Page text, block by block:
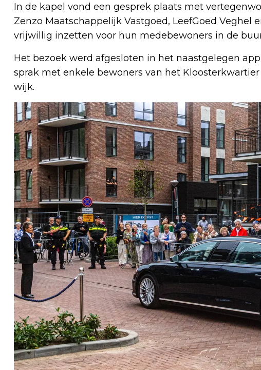
In de kapel vond een gesprek plaats met
Zenzo Maatschappelijk Vastgoed, LeefGoed Veghel
vrijwillig inzetten voor hun medebewoners in de
Het bezoek werd afgesloten in het naastgelegen
sprak met enkele bewoners van het
wijk.